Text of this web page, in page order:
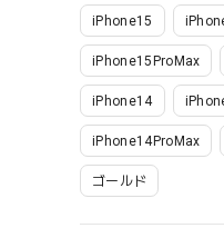
iPhone15
iPhone15ProMax
iPhone14
iPhone14ProMax
ゴールド